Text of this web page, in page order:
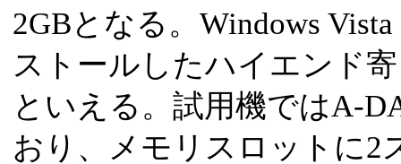
2GBとなる。Windows
ストールしたハイエンド
といえる。試用機ではA-
おり、メモリスロットに2